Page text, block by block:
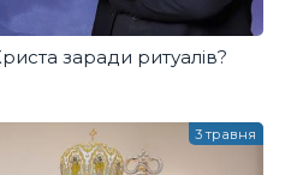
заради ритуалів?
3 травня